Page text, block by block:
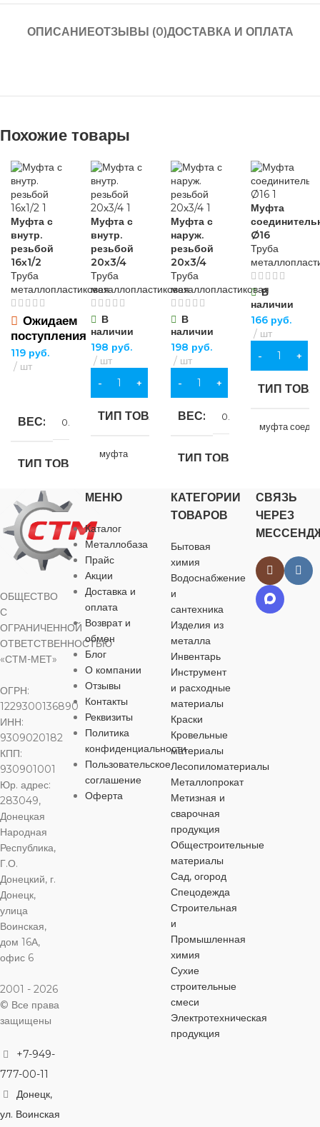
ОПИСАНИЕОТЗЫВЫ (0)ДОСТАВКА И ОПЛАТА
Похожие товары
Муфта с
внутр.
резьбой
16х1/2
Труба
металлопластиковая
Ожидаем
поступления
119 руб.
шт
ВЕС 0.064 кг
ТИП ТОВАРА
муфта
НАЗНАЧЕНИЕ
для водоснабжения,для
отопления
БРЕНД STOUT
серый
МАТЕРИАЛ
латунь
ТИП
ПРИСОЕДИНЕНИЯ
муфтовый
ДИАМЕТР
РЕЗЬБЫ
1/2″
ДИАМЕТР ТРУБЫ
16 мм
ВИД ФИТИНГА
Муфта с
внутр.
резьбой
20х3/4
Труба
металлопластиковая
В
наличии
198 руб.
шт
В КОРЗИНУ
ТИП ТОВАРА
муфта
НАЗНАЧЕНИЕ
для водоснабжения
отопления
БРЕНД Valfex
ЦВЕТ серый
МАТЕРИАЛ
латунь
ТИП
ПРИСОЕДИНЕНИЯ
муфтовый резьбовой
ВН
ДИАМЕТР ТРУБЫ
Муфта с
наруж.
резьбой
20х3/4
Труба
металлопластиковая
В
наличии
198 руб.
шт
В КОРЗИНУ
ВЕС 0.07 кг
ТИП ТОВАРА
муфта
НАЗНАЧЕНИЕ
для водоснабжения ,для
отопления
БРЕНД
МАТЕРИАЛ
латунь
ТИП
ПРИСОЕДИНЕНИЯ
муфтовый
ДИАМЕТР
РЕЗЬБЫ
РЕЗЬБА
ДИАМЕТР ТРУБЫ
Муфта
Ø16
Труба
В
наличии
166 руб.
шт
В КОРЗИНУ
ТИП
муфта
для
отопления
БРЕНД
ЦВЕТ
муфтовый
16 мм
ОБЩЕСТВО
С
ОГРАНИЧЕННОЙ
ОТВЕТСТВЕННОСТЬЮ
«СТМ-МЕТ»
ОГРН:
1229300136890
ИНН:
9309020182
КПП:
930901001
Юр. адрес:
283049,
Донецкая
Народная
Республика,
Г.О.
Донецкий, г.
Донецк,
улица
Воинская,
дом 16А,
офис 6
2001 - 2026
© Все права
защищены
+7-949-
777-00-11
Донецк,
ул. Воинская
МЕНЮ
Каталог
Металлобаза
Прайс
Акции
Доставка и
оплата
Возврат и
обмен
Блог
О компании
Отзывы
Контакты
Реквизиты
Политика
конфиденциальности
Пользовательское
соглашение
Оферта
КАТЕГОРИИ
ТОВАРОВ
Бытовая
химия
Водоснабжение
и
сантехника
Изделия из
металла
Инвентарь
Инструмент
и расходные
материалы
Краски
Кровельные
материалы
Лесопиломатериалы
Металлопрокат
Метизная и
сварочная
продукция
Общестроительные
материалы
Сад, огород
Спецодежда
Строительная
и
Промышленная
химия
Сухие
строительные
смеси
Электротехническая
продукция
СВЯЗЬ
ЧЕРЕЗ